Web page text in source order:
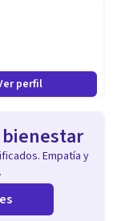
perfil
Empatía y